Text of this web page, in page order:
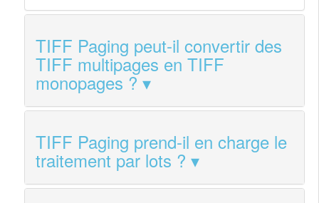
TIFF Paging peut‑il convertir des
TIFF multipages en TIFF
monopages ?
TIFF Paging prend‑il en charge le
traitement par lots ?